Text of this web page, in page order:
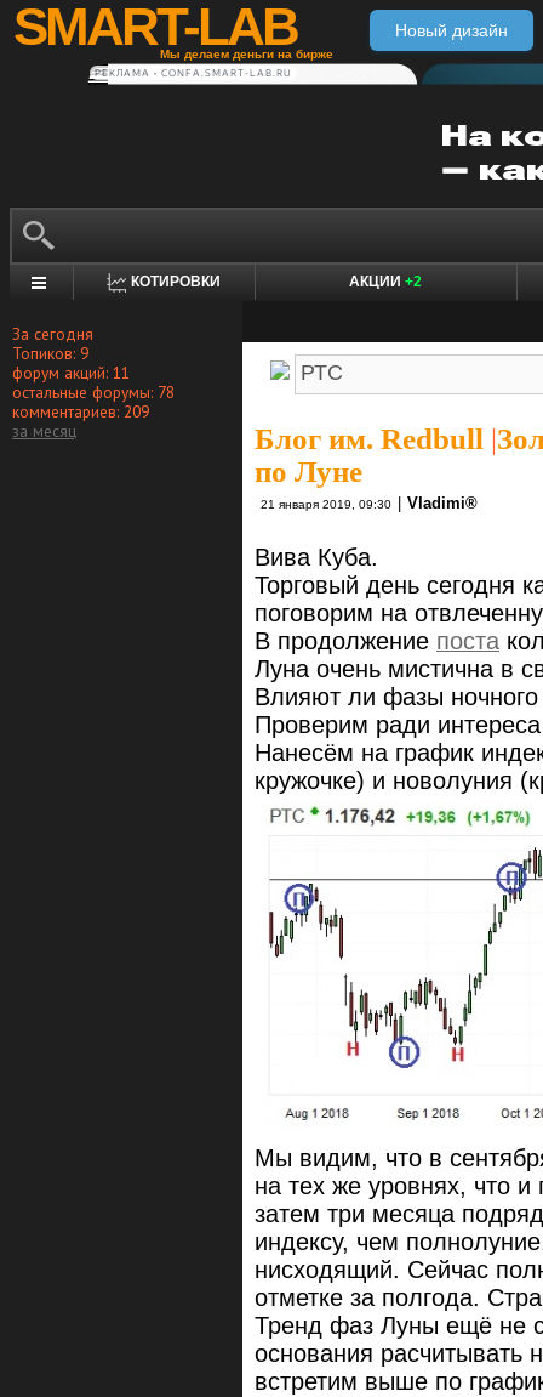
SMART-LAB
Мы делаем деньги на бирже
Новый дизайн
РЕКЛАМА • CONFA.SMART-LAB.RU
КОТИРОВКИ АКЦИИ +2
За сегодня
Топиков: 9
форум акций: 11
остальные форумы: 78
комментариев: 209
за месяц
Блог им. Redbull |
по Луне
21 января 2019, 09:30 Vlаdimi®
Вива Куба.
Торговый день сегодня
поговорим на
В продолжение поста
Луна очень мистична в
Влияют ли фазы
Проверим ради
Нанесём на график
кружочке) и новолуния
Мы видим, что в
на тех же уровнях, что
затем три месяца
индексу, чем
нисходящий. Сейчас
отметке за полгода.
Тренд фаз Луны ещё не
основания расчитывать
встретим выше по